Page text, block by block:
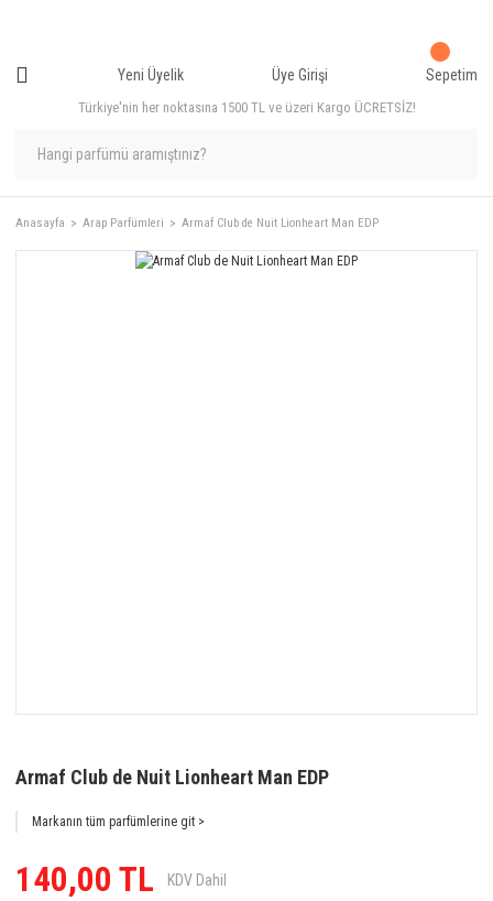
Türkiye'nin her noktasına 1500 TL ve üzeri Kargo ÜCRETSİZ!
Yeni Üyelik Üye Girişi Sepetim
Anasayfa Arap Parfümleri Armaf Club de Nuit Lionheart Man EDP
Armaf Club de Nuit Lionheart Man EDP
Markanın tüm parfümlerine git >
140,00 TL KDV Dahil